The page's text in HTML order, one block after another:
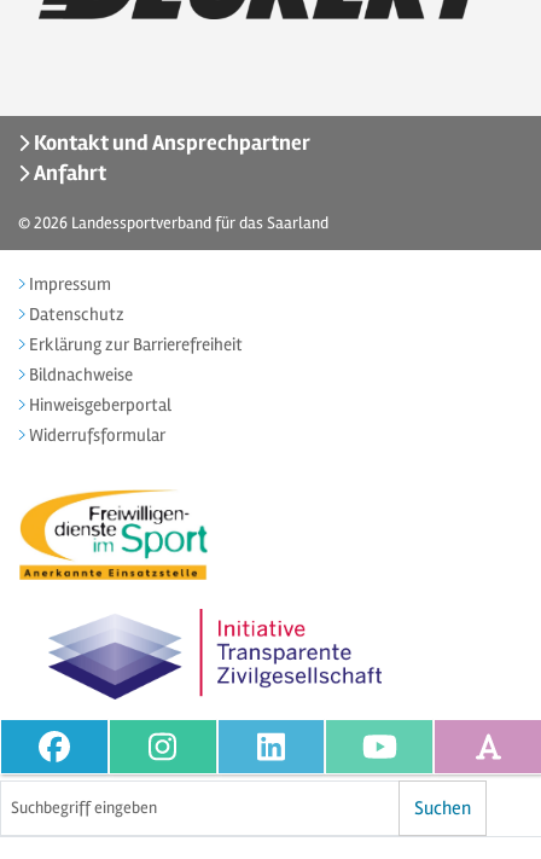
Kontakt und Ansprechpartner
Anfahrt
© 2026 Landessportverband für das Saarland
Impressum
Datenschutz
Erklärung zur Barrierefreiheit
Bildnachweise
Hinweisgeberportal
Widerrufsformular
Suchen